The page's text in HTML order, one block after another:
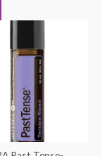
was:
790 Ft. 490 Ft.